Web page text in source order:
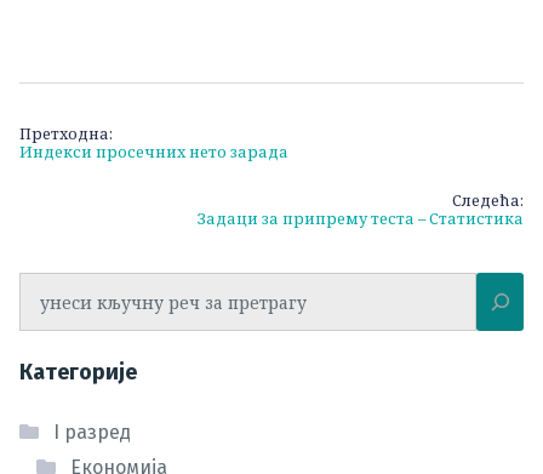
Кретање
чланка
Претходна:
Индекси просечних нето зарада
Следећа:
Задаци за припрему теста – Статистика
Категорије
I разред
Економија